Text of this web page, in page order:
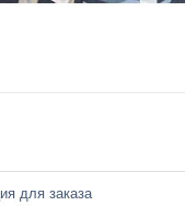
для заказа